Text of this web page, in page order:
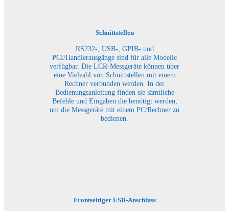
Schnittstellen
RS232-, USB-, GPIB- und
PCI/Handlerausgänge sind für alle Modelle
verfügbar. Die LCR-Messgeräte können über
eine Vielzahl von Schnittstellen mit einem
Rechner verbunden werden. In der
Bedienungsanleitung finden sie sämtliche
Befehle und Eingaben die benötigt werden,
um die Messgeräte mit einem PC/Rechner zu
bedienen.
Frontseitiger USB-Anschluss